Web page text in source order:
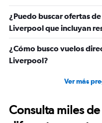
¿Puedo buscar ofertas
Liverpool que incluyan
¿Cómo busco vuelos
Liverpool?
Ver más
Consulta miles